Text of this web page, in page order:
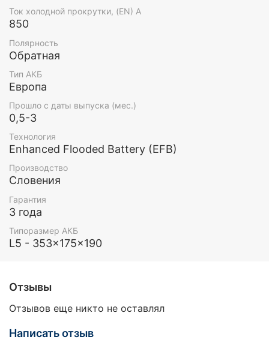
Ток холодной прокрутки, (EN) А
850
Полярность
Обратная
Тип АКБ
Европа
Прошло с даты выпуска (мес.)
0,5-3
Технология
Enhanced Flooded Battery (EFB)
Производство
Словения
Гарантия
3 года
Типоразмер АКБ
L5 - 353x175x190
Отзывы
Отзывов еще никто не оставлял
Написать отзыв